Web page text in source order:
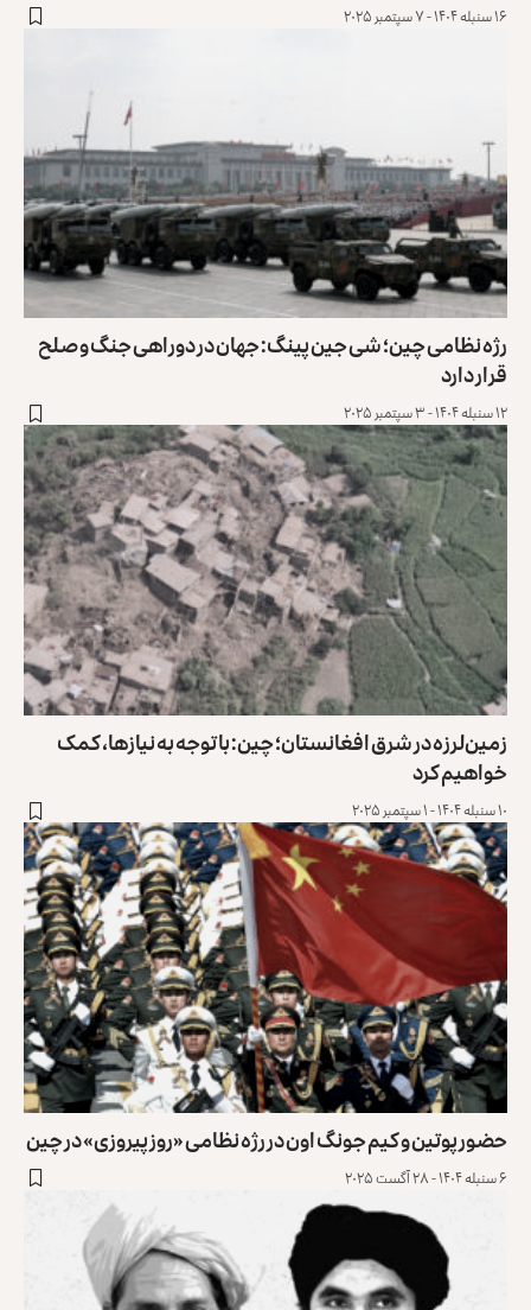
۱۶ سنبله ۱۴۰۴ - ۷ سپتمبر ۲۰۲۵
رژه نظامی چین؛ شی جین پینگ: جهان در دوراهی جنگ و ‏صلح
قرار دارد
۱۲ سنبله ۱۴۰۴ - ۳ سپتمبر ۲۰۲۵
زمین‌لرزه در شرق افغانستان؛ چین: با توجه به نیازها، کمک
خواهیم کرد
۱۰ سنبله ۱۴۰۴ - ۱ سپتمبر ۲۰۲۵
حضور پوتین و کیم جونگ اون در رژه نظامی «روز پیروزی» در ‏چین
۶ سنبله ۱۴۰۴ - ۲۸ آگست ۲۰۲۵